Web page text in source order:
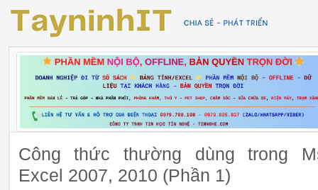
Công thức thường dùng trong
Excel 2007, 2010 (Phần 1)